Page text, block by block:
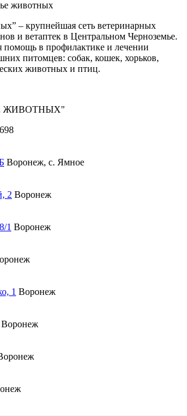
– крупнейшая сеть ветеринарных
и ветаптек в Центральном Черноземье.
помощь в профилактике и лечении
питомцев: собак, кошек, хорьков,
животных и птиц.
ЖИВОТНЫХ"
Воронеж, с. Ямное
2 Воронеж
1 Воронеж
1 Воронеж
Воронеж